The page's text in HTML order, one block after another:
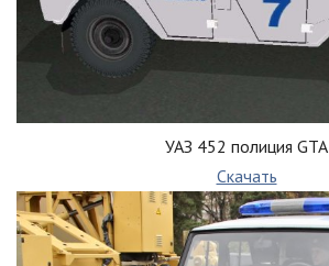
УАЗ 452 полиция GTA
Скачать